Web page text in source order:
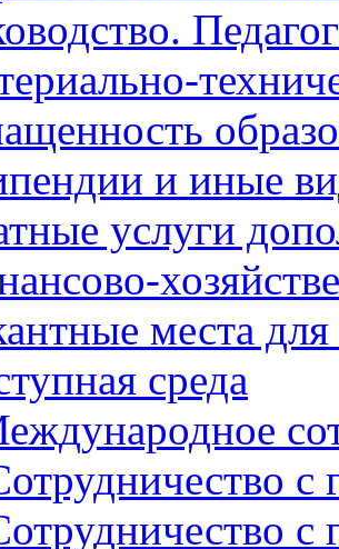
и иные
услуги
места для
среда
с